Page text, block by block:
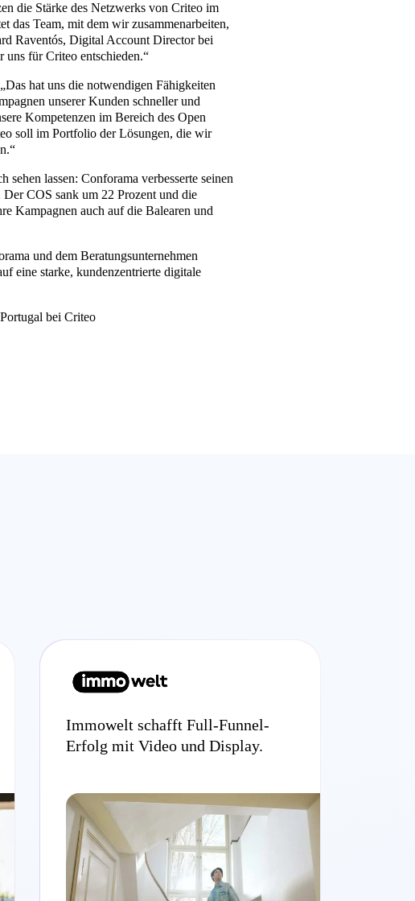
die Stärke des Netzwerks von Criteo im
das Team, mit dem wir zusammenarbeiten,
Raventós, Digital Account Director bei
für Criteo entschieden.“
hat uns die notwendigen Fähigkeiten
unserer Kunden schneller und
Kompetenzen im Bereich des Open
soll im Portfolio der Lösungen, die wir
lassen: Conforama verbesserte seinen
COS sank um 22 Prozent und die
Kampagnen auch auf die Balearen und
und dem Beratungsunternehmen
eine starke, kundenzentrierte digitale
bei Criteo
Immowelt schafft Full-Funnel-
Erfolg mit Video und Display.